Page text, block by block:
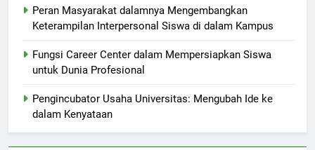
Peran Masyarakat dalamnya Mengembangkan
Keterampilan Interpersonal Siswa di dalam Kampus
Fungsi Career Center dalam Mempersiapkan Siswa
untuk Dunia Profesional
Pengincubator Usaha Universitas: Mengubah Ide ke
dalam Kenyataan